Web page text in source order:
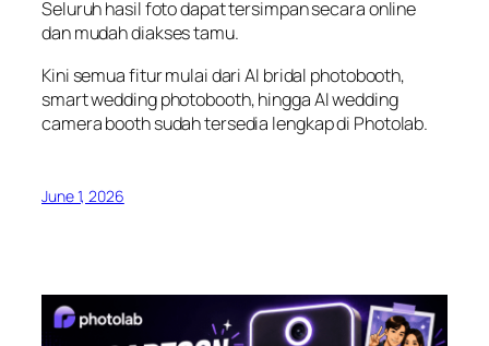
Seluruh hasil foto dapat tersimpan secara online
dan mudah diakses tamu.
Kini semua fitur mulai dari AI bridal photobooth,
smart wedding photobooth, hingga AI wedding
camera booth sudah tersedia lengkap di Photolab.
June 1, 2026